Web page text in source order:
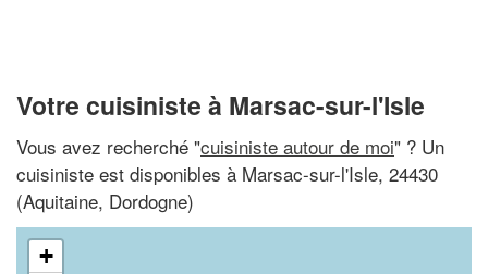
Votre cuisiniste à Marsac-sur-l'Isle
Vous avez recherché "cuisiniste autour de moi" ? Un
cuisiniste est disponibles à Marsac-sur-l'Isle, 24430
(Aquitaine, Dordogne)
+